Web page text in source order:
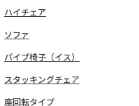
ハイチェア
ソファ
パイプ椅子（イス）
スタッキングチェア
座回転タイプ